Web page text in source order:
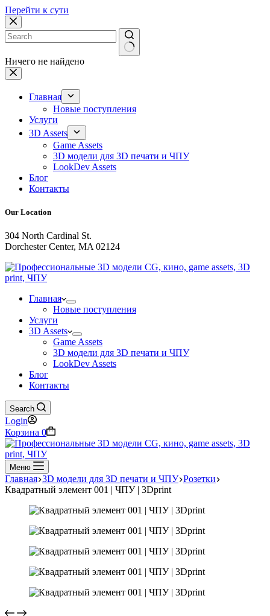
Перейти к сути
Ничего не найдено
Главная
Новые поступления
Услуги
3D Assets
Game Assets
3D модели для 3D печати и ЧПУ
LookDev Assets
Блог
Контакты
Our Location
304 North Cardinal St.
Dorchester Center, MA 02124
Главная
Новые поступления
Услуги
3D Assets
Game Assets
3D модели для 3D печати и ЧПУ
LookDev Assets
Блог
Контакты
Search
Login
Корзина 0
Меню
Главная 3D модели для 3D печати и ЧПУ Розетки
Квадратный элемент 001 | ЧПУ | 3Dprint